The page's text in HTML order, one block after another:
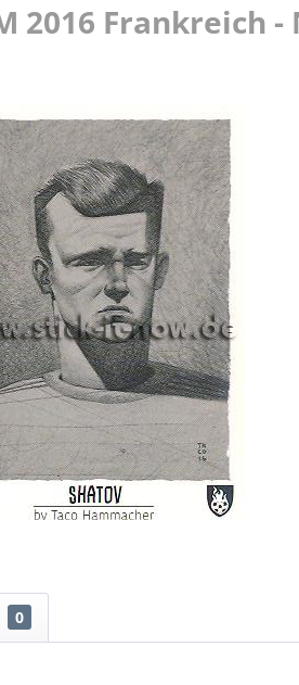
2016 Frankreich -
0